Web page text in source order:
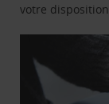
votre